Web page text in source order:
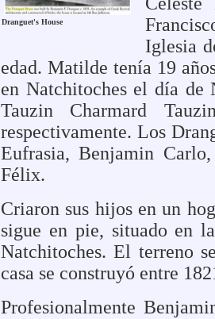
Dranguet's House
Iglesia
edad. Matilde tenía 19
en Natchitoches el día
Tauzin Charmard
respectivamente. Los
Eufrasia, Benjamin
Félix.
Criaron sus hijos en un
sigue en pie, situado en
Natchitoches. El terreno
casa se construyó entre
Profesionalmente